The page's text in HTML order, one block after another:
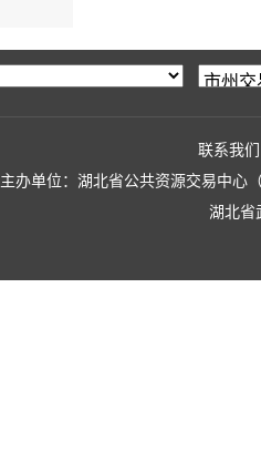
联系我们
主办单位：湖北省公共资源交易中心
湖北省